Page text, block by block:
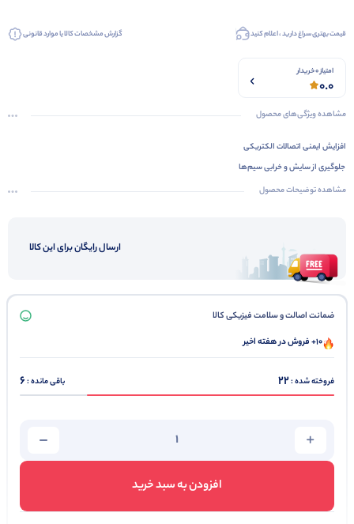
قیمت بهتری سراغ دارید ، اعلام کنید گزارش مشخصات کالا یا موارد قانونی
امتیاز 0 خریدار
0.0
مشاهده ویژگی‌های محصول
افزایش ایمنی اتصالات الکتریکی
جلوگیری از سایش و خرابی سیم‌ها
تسهیل در نصب و اتصال مجدد
تضمین کیفیت اتصالات
کیفیت بالا
مشاهده توضیحات محصول
ارسال رایگان برای این کالا
ضمانت اصالت و سلامت فیزیکی کالا
10+ فروش در هفته اخیر
فروخته شده :22 باقی مانده :6
افزودن به سبد خرید